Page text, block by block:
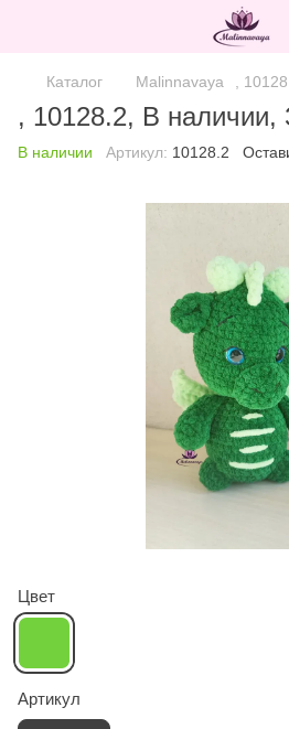
Каталог Malinnavaya ,
, 10128.2, В наличии,
В наличии Артикул: 10128.2
Цвет
Артикул